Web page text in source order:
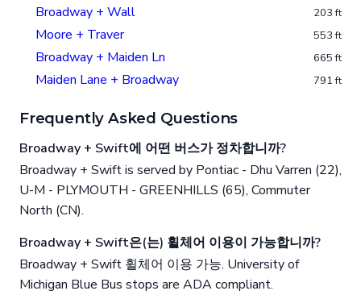
Broadway + Wall 203 ft
Moore + Traver 553 ft
Broadway + Maiden Ln 665 ft
Maiden Lane + Broadway 791 ft
Frequently Asked Questions
Broadway + Swift에 어떤 버스가 정차합니까?
Broadway + Swift is served by Pontiac - Dhu Varren (22),
U-M - PLYMOUTH - GREENHILLS (65), Commuter
North (CN).
Broadway + Swift은(는) 휠체어 이용이 가능합니까?
Broadway + Swift 휠체어 이용 가능. University of
Michigan Blue Bus stops are ADA compliant.